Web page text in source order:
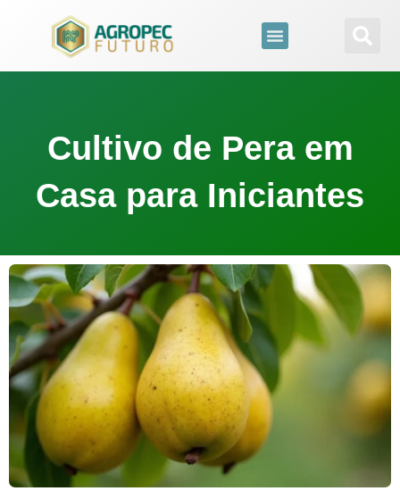
conteúdo
Cultivo de Pera em
Casa para Iniciantes